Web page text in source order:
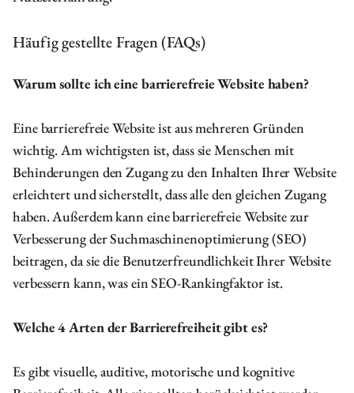
Häufig gestellte Fragen (FAQs)
Warum sollte ich eine barrierefreie Website haben?
Eine barrierefreie Website ist aus mehreren Gründen
wichtig. Am wichtigsten ist, dass sie Menschen mit
Behinderungen den Zugang zu den Inhalten Ihrer Website
erleichtert und sicherstellt, dass alle den gleichen Zugang
haben. Außerdem kann eine barrierefreie Website zur
Verbesserung der Suchmaschinenoptimierung (SEO)
beitragen, da sie die Benutzerfreundlichkeit Ihrer Website
verbessern kann, was ein SEO-Rankingfaktor ist.
Welche 4 Arten der Barrierefreiheit gibt es?
Es gibt visuelle, auditive, motorische und kognitive